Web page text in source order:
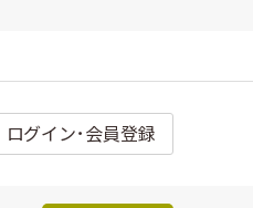
ログイン･会員登録